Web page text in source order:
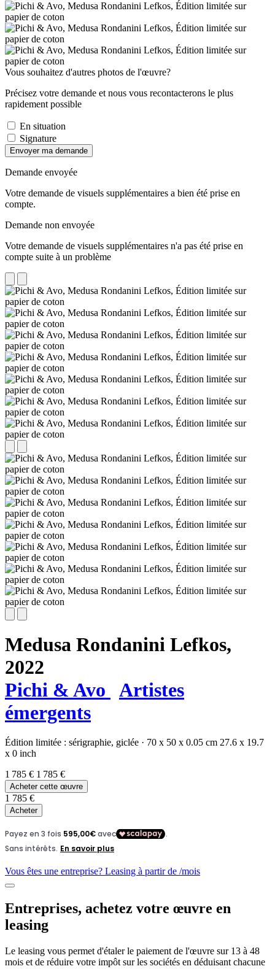
Vous souhaitez d'autres photos de l'œuvre?
Précisez votre demande et nous vous recontacterons le plus
rapidement possible
En situation
Signature
Envoyer ma demande
Demande envoyée
Votre demande de visuels supplémentaires a bien été prise en
compte.
Demande non envoyée
Votre demande de visuels supplémentaires n'a pas été prise en
compte suite à un problème
Medusa Rondanini Lefkos,
2022
Pichi & Avo
Artistes
émergents
Édition limitée : sérigraphie, giclée · 70 x 50 x 0.05 cm 27.6 x 19.7
x 0 inch
1 785 € 1 785 €
Acheter cette œuvre
1 785 €
Acheter
Vous êtes une entreprise? Leasing à partir de /mois
Entreprises, achetez votre œuvre en
leasing
Le leasing vous permet d'étaler le paiement de l'œuvre sur 13 à 48
mois et de réduire votre impôt sur les sociétés en déduisant chacune